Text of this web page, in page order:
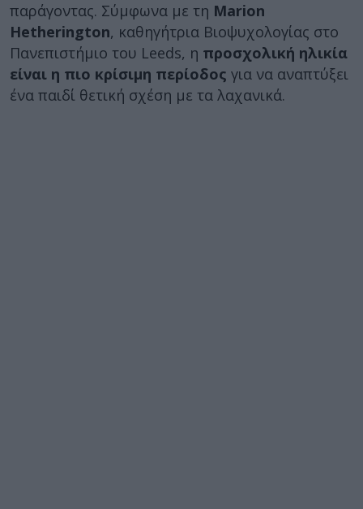
παράγοντας. Σύμφωνα με τη Marion
Hetherington, καθηγήτρια Βιοψυχολογίας στο
Πανεπιστήμιο του Leeds, η προσχολική ηλικία
είναι η πιο κρίσιμη περίοδος για να αναπτύξει
ένα παιδί θετική σχέση με τα λαχανικά.